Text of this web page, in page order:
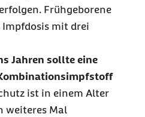
Frühgeborene
Impfdosis mit drei
Jahren sollte eine
ist in einem Alter
weiteres Mal